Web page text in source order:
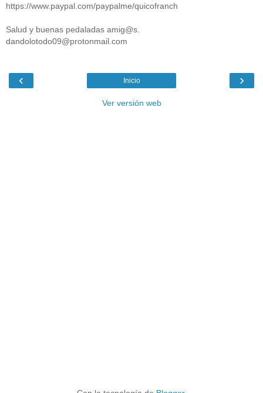
https://www.paypal.com/paypalme/quicofranch
Salud y buenas pedaladas amig@s.
dandolotodo09@protonmail.com
‹ ›
Inicio
Ver versión web